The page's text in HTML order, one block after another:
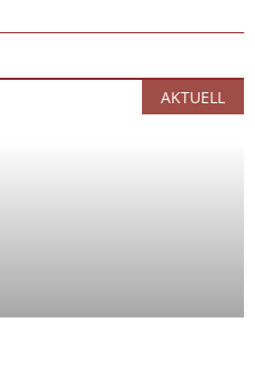
AKTUELL